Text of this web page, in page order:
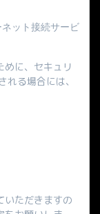
ット接続サービ
に、セキュリ
る場合には、
いただきますの